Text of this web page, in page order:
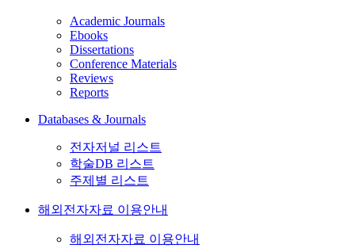
Academic Journals
Ebooks
Dissertations
Conference Materials
Reviews
Reports
Databases & Journals
전자저널 리스트
학술DB 리스트
주제별 리스트
해외전자자료 이용안내
해외전자자료 이용안내